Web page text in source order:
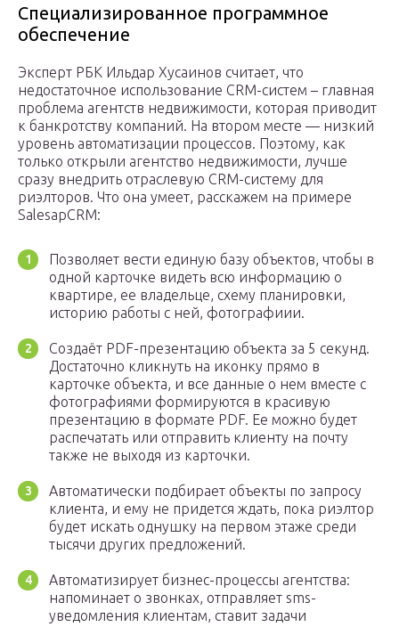
Специализированное программное
обеспечение
Эксперт РБК Ильдар Хусаинов считает, что
недостаточное использование CRM-систем – главная
проблема агентств недвижимости, которая приводит
к банкротству компаний. На втором месте — низкий
уровень автоматизации процессов. Поэтому, как
только открыли агентство недвижимости, лучше
сразу внедрить отраслевую CRM-систему для
риэлторов. Что она умеет, расскажем на примере
SalesapCRM:
Позволяет вести единую базу объектов, чтобы в
одной карточке видеть всю информацию о
квартире, ее владельце, схему планировки,
историю работы с ней, фотографиии.
Создаёт PDF-презентацию объекта за 5 секунд.
Достаточно кликнуть на иконку прямо в
карточке объекта, и все данные о нем вместе с
фотографиями формируются в красивую
презентацию в формате PDF. Ее можно будет
распечатать или отправить клиенту на почту
также не выходя из карточки.
Автоматически подбирает объекты по запросу
клиента, и ему не придется ждать, пока риэлтор
будет искать однушку на первом этаже среди
тысячи других предложений.
Автоматизирует бизнес-процессы агентства:
напоминает о звонках, отправляет sms-
уведомления клиентам, ставит задачи